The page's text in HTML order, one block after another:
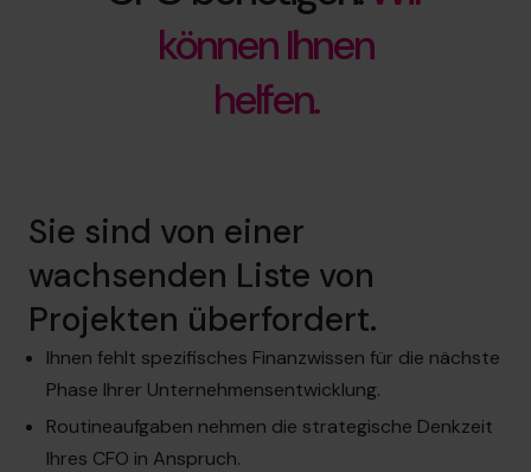
können Ihnen
helfen.
Sie sind von einer
wachsenden Liste von
Projekten überfordert.
Ihnen fehlt spezifisches Finanzwissen für die nächste
Phase Ihrer Unternehmensentwicklung.
Routineaufgaben nehmen die strategische Denkzeit
Ihres CFO in Anspruch.